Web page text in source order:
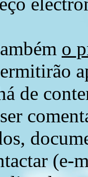
o
de
(e-